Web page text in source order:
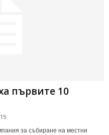
пъpвитe 10
зa cъбиpaнe нa мecтни